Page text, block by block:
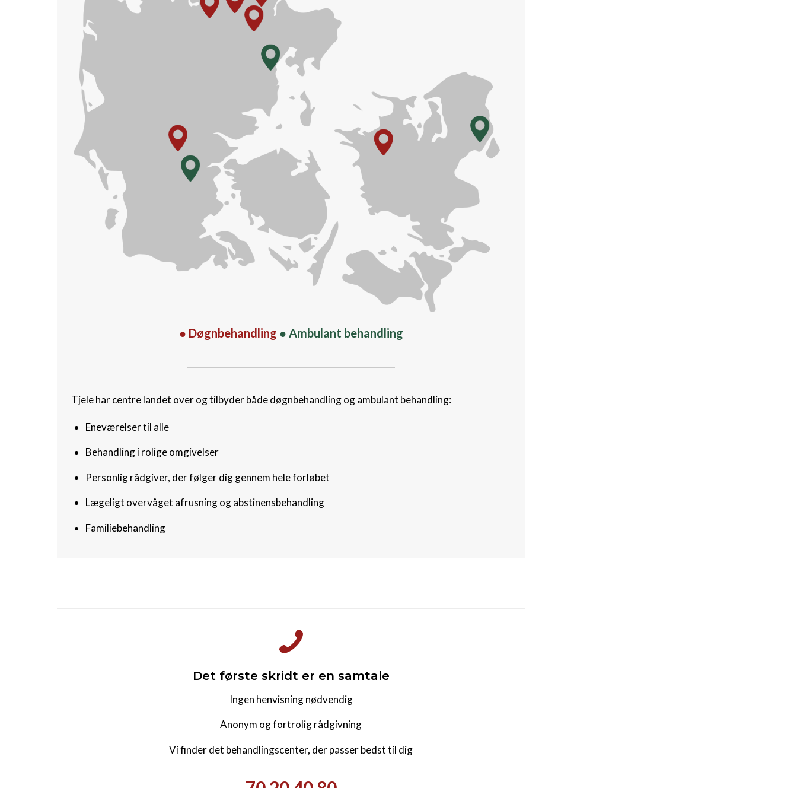
● Døgnbehandling ● Ambulant behandling
Tjele har centre landet over og tilbyder både døgnbehandling og ambulant behandling:
Eneværelser til alle
Behandling i rolige omgivelser
Personlig rådgiver, der følger dig gennem hele forløbet
Lægeligt overvåget afrusning og abstinensbehandling
Familiebehandling
Det første skridt er en samtale
Ingen henvisning nødvendig
Anonym og fortrolig rådgivning
Vi finder det behandlingscenter, der passer bedst til dig